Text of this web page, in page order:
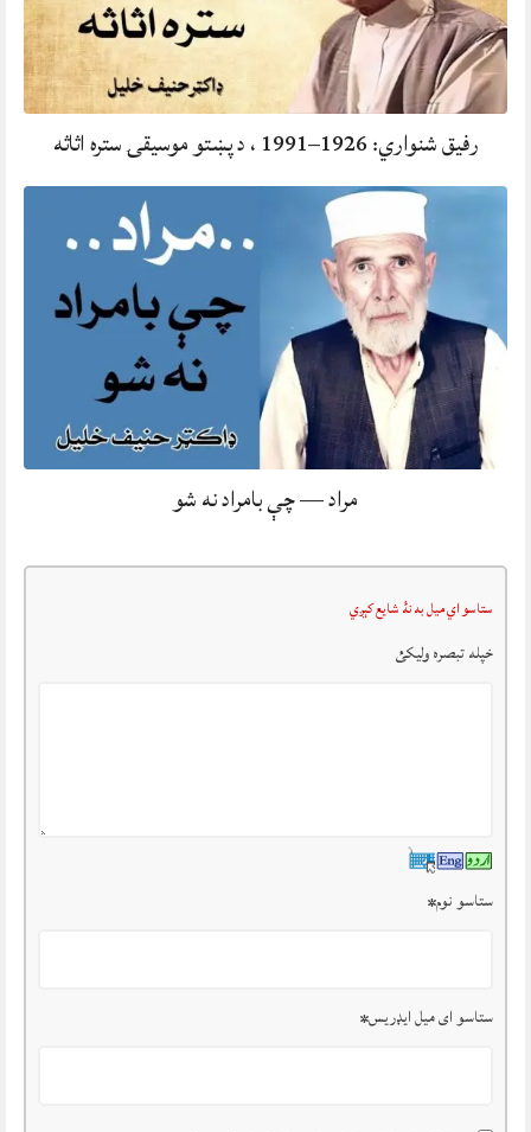
رفيق شنواري: 1926–1991 ، د پښتو موسيقۍ ستره اثاثه
مراد — چې بامراد نه شو
ستاسو اي ميل به نۀ شايع کېږي
خپله تبصرہ وليکئ
ستاسو نوم*
ستاسو ای میل ایډریس*